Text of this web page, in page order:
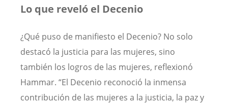
Lo que reveló el Decenio
¿Qué puso de manifiesto el Decenio? No solo
destacó la justicia para las mujeres, sino
también los logros de las mujeres, reflexionó
Hammar. “El Decenio reconoció la inmensa
contribución de las mujeres a la justicia, la paz y